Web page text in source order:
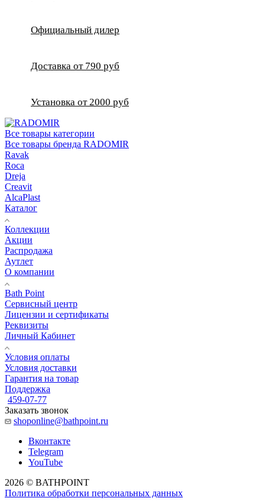
Официальный дилер
Доставка от 790 руб
Установка от 2000 руб
Все товары категории
Все товары бренда RADOMIR
Ravak
Roca
Dreja
Creavit
AlcaPlast
Каталог
Коллекции
Акции
Распродажа
Аутлет
О компании
Bath Point
Сервисный центр
Лицензии и сертификаты
Реквизиты
Личный Кабинет
Условия оплаты
Условия доставки
Гарантия на товар
Поддержка
459-07-77
Заказать звонок
shoponline@bathpoint.ru
Вконтакте
Telegram
YouTube
2026 © BATHPOINT
Политика обработки персональных данных